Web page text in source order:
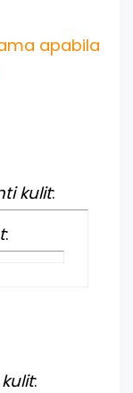
apabila
kulit:
:
: